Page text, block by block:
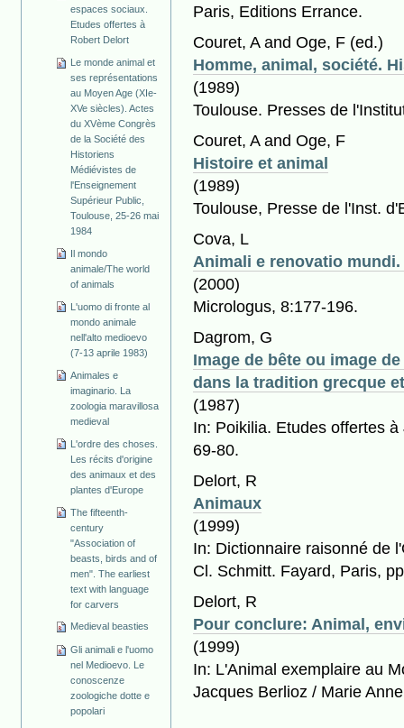
espaces sociaux.
Etudes offertes à
Robert Delort
Le monde animal et
ses représentations
au Moyen Age (XIe-
XVe siècles). Actes
du XVème Congrès
de la Société des
Historiens
Médiévistes de
l'Enseignement
Supérieur Public,
Toulouse, 25-26 mai
1984
Il mondo
animale/The world
of animals
L'uomo di fronte al
mondo animale
nell'alto medioevo
(7-13 aprile 1983)
Animales e
imaginario. La
zoologia maravillosa
medieval
L'ordre des choses.
Les récits d'origine
des animaux et des
plantes d'Europe
The fifteenth-
century
"Association of
beasts, birds and of
men". The earliest
text with language
for carvers
Medieval beasties
Gli animali e l'uomo
nel Medioevo. Le
conoscenze
zoologiche dotte e
popolari
Paris, Editions Errance.
Couret, A and Oge, F (ed.)
Homme, animal, société.
(1989)
Toulouse. Presses de
Couret, A and Oge, F
Histoire et animal
(1989)
Toulouse, Presse de l'Inst.
Cova, L
Animali e renovatio
(2000)
Micrologus, 8:177-196.
Dagrom, G
Image de bête ou image
dans la tradition grecque
(1987)
In: Poikilia. Etudes offertes
69-80.
Delort, R
Animaux
(1999)
In: Dictionnaire raisonné de
Cl. Schmitt. Fayard, Paris,
Delort, R
Pour conclure: Animal,
(1999)
In: L'Animal exemplaire au
Jacques Berlioz / Marie